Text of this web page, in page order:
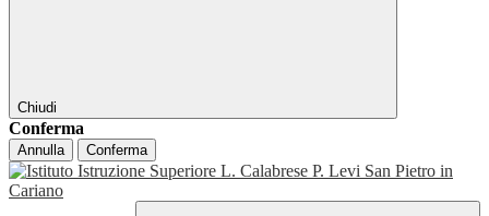
Chiudi
Conferma
Annulla Conferma